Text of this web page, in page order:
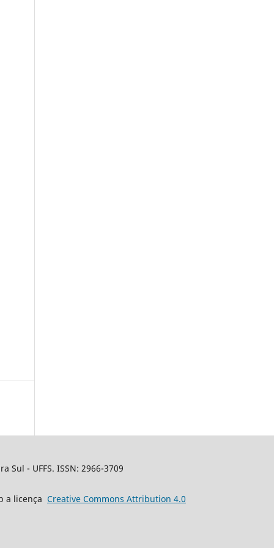
Sul - UFFS. ISSN: 2966-3709
a licença Creative Commons Attribution 4.0